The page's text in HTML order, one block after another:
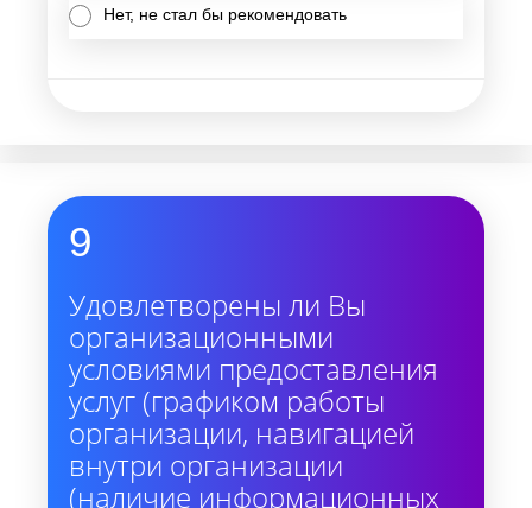
Нет, не стал бы рекомендовать
9
Удовлетворены ли Вы
организационными
условиями предоставления
услуг (графиком работы
организации, навигацией
внутри организации
(наличие информационных